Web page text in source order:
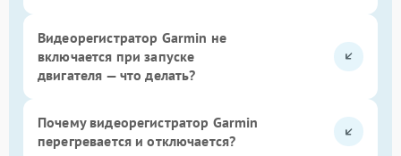
Видеорегистратор Garmin не
включается при запуске
двигателя — что делать?
Почему видеорегистратор Garmin
перегревается и отключается?